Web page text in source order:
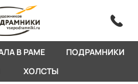
В РАМЕ
ПОДРАМНИКИ
ХОЛСТЫ